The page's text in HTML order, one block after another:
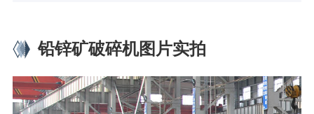
铅锌矿破碎机图片实拍